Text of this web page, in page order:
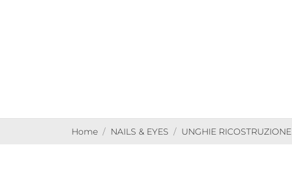
Home NAILS & EYES UNGHIE RICOSTRUZIONE